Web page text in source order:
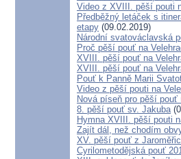
Video z XVIII. pěší pouti
Předběžný letáček s
etapy (09.02.2019)
Národní svatováclavská
Proč pěší pouť na
XVIII. pěší pouť na
XVIII. pěší pouť na
Pouť k Panně Marii
Video z pěší pouti na
Nová píseň pro pěší
8. pěší pouť sv. Jakuba
Hymna XVIII. pěší pouti
Zajít dál, než chodím
XV. pěší pouť z
Cyrilometodějská pouť